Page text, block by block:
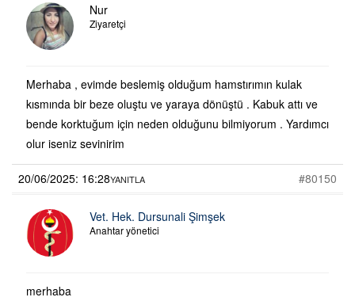
Nur
Ziyaretçi
Merhaba , evimde beslemiş olduğum hamstırımın kulak
kısmında bir beze oluştu ve yaraya dönüştü . Kabuk attı ve
bende korktuğum için neden olduğunu bilmiyorum . Yardımcı
olur iseniz sevinirim
20/06/2025: 16:28 #80150
YANITLA
Vet. Hek. Dursunali Şimşek
Anahtar yönetici
merhaba